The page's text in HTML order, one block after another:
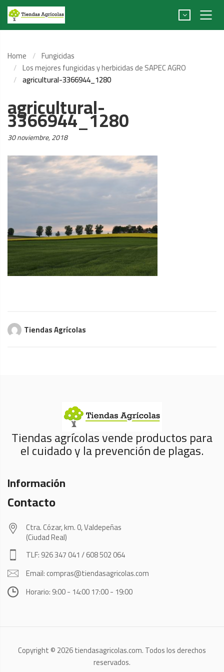
Home
Fungicidas
Los mejores fungicidas y herbicidas de SAPEC AGRO
agricultural-3366944_1280
agricultural-
3366944_1280
Posted
30 noviembre, 2018
Tiendas Agrícolas
Tiendas agrícolas vende productos para
el cuidado y la prevención de plagas.
Información
Contacto
Ctra. Cózar, km. 0, Valdepeñas
(Ciudad Real)
TLF: 926 347 041 / 608 502 064
Email: compras@tiendasagricolas.com
Horario: 9:00 - 14:00 17:00 - 19:00
Copyright © 2026 tiendasagricolas.com. Todos los derechos
reservados.